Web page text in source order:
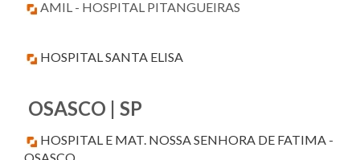
AMIL - HOSPITAL PITANGUEIRAS
HOSPITAL SANTA ELISA
OSASCO | SP
HOSPITAL E MAT. NOSSA SENHORA DE FATIMA -
OSASCO